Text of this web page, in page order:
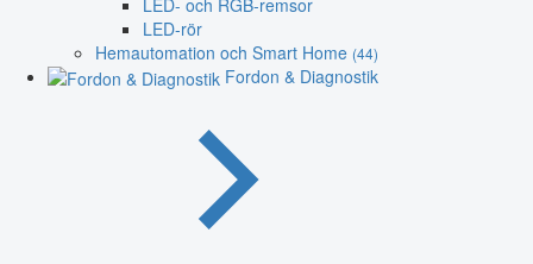
LED-rör
Hemautomation och Smart Home (44)
Fordon & Diagnostik